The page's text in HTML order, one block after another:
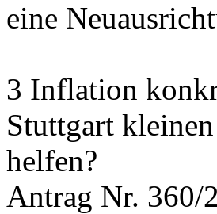
eine
3 Inflation
Stuttgart
helfen?
Antrag Nr.